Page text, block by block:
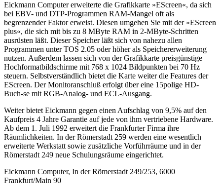
Eickmann Computer erweiterte die Grafikkarte »EScreen«, da sich
bei EBV- und DTP-Programmen RAM-Mangel oft als
begrenzender Faktor erweist. Diesen umgehen Sie mit der »EScreen
plus«, die sich mit bis zu 8 MByte RAM in 2-MByte-Schritten
ausrüsten läßt. Dieser Speicher läßt sich von nahezu allen
Programmen unter TOS 2.05 oder höher als Speichererweiterung
nutzen. Außerdem lassen sich von der Grafikkarte preisgünstige
Hochformatbildschirme mit 768 x 1024 Bildpunkten bei 70 Hz
steuern. Selbstverständlich bietet die Karte weiter die Features der
EScreen. Der Monitoranschluß erfolgt über eine 15polige HD-
Buch-se mit RGB-Analog- und ECL-Ausgang.
Weiter bietet Eickmann gegen einen Aufschlag von 9,5% auf den
Kaufpreis 4 Jahre Garantie auf jede von ihm vertriebene Hardware.
Ab dem 1. Juli 1992 erweitert die Frankfurter Firma ihre
Räumlichkeiten. In der Römerstadt 259 werden eine wesentlich
erweiterte Werkstatt sowie zusätzliche Vorführräume und in der
Römerstadt 249 neue Schulungsräume eingerichtet.
Eickmann Computer, In der Römerstadt 249/253, 6000
Frankfurt/Main 90